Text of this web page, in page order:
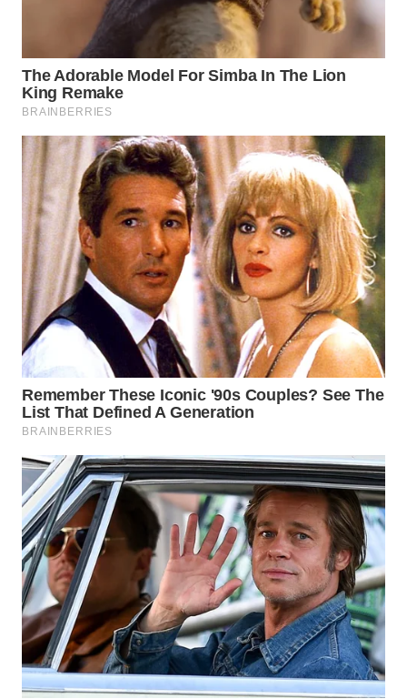
WN
DAIRI
WN
DANAU
TOBA
NIAS
WN
LANGKAT
TAPANULI
SELATAN
WN
TANJUNG
LESUNG
WN
KARO
WN
SIMALUNGUN
WN